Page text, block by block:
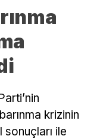
krizinin
ile